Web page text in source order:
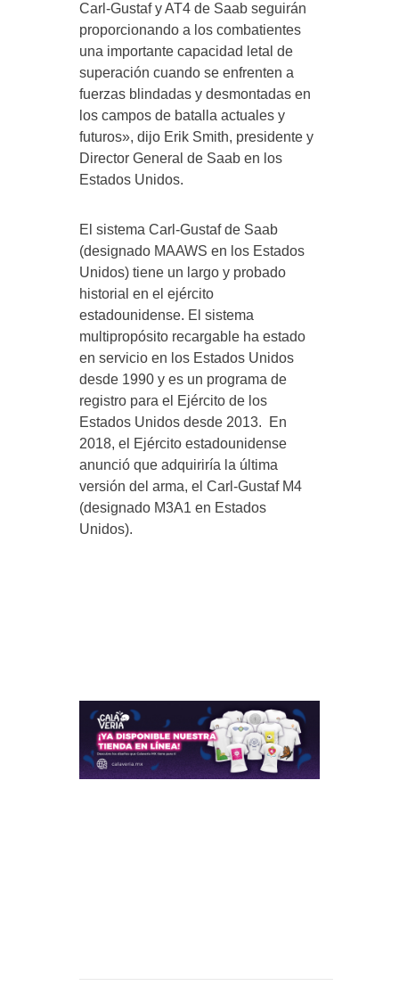
Carl-Gustaf y AT4 de Saab seguirán
proporcionando a los combatientes
una importante capacidad letal de
superación cuando se enfrenten a
fuerzas blindadas y desmontadas en
los campos de batalla actuales y
futuros», dijo Erik Smith, presidente y
Director General de Saab en los
Estados Unidos.
El sistema Carl-Gustaf de Saab
(designado MAAWS en los Estados
Unidos) tiene un largo y probado
historial en el ejército
estadounidense. El sistema
multipropósito recargable ha estado
en servicio en los Estados Unidos
desde 1990 y es un programa de
registro para el Ejército de los
Estados Unidos desde 2013. En
2018, el Ejército estadounidense
anunció que adquiriría la última
versión del arma, el Carl-Gustaf M4
(designado M3A1 en Estados
Unidos).